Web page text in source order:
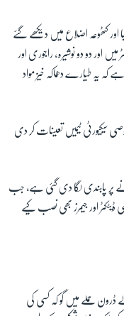
کٹھوعہ اضلاع میں دیکھے گئے
اور دو دو نوشیرہ، راجوری اور
ہے کہ یہ طیارے دھماکہ خیز مواد
سیکیورٹی ٹیمیں تعینات کر دی
پر پابندی لگا دی گئی ہے، جب
ڈیٹکٹر اور جیمرز بھی نصب کیے
حملے میں گو کہ کسی کی